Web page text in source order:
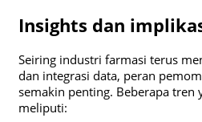
Insights dan
Seiring industri farmasi terus
dan integrasi data, peran
semakin penting. Beberapa tren
meliputi: